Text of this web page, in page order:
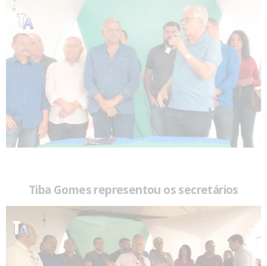
Tiba Gomes representou os secretários